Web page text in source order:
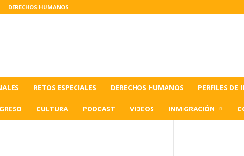
DERECHOS HUMANOS
RETOS ESPECIALES DERECHOS HUMANOS PERFILES DE
CULTURA PODCAST VIDEOS INMIGRACIÓN